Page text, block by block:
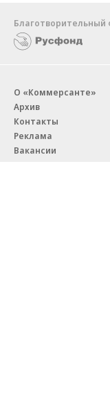
Благотворительный
О «Коммерсанте»
Архив
Контакты
Реклама
Вакансии